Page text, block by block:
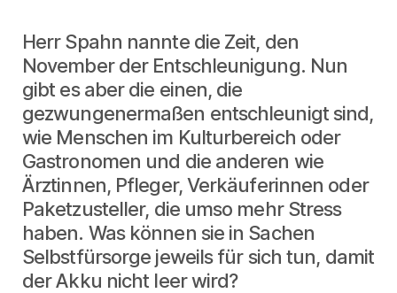
Herr Spahn nannte die Zeit, den
November der Entschleunigung. Nun
gibt es aber die einen, die
gezwungenermaßen entschleunigt sind,
wie Menschen im Kulturbereich oder
Gastronomen und die anderen wie
Ärztinnen, Pfleger, Verkäuferinnen oder
Paketzusteller, die umso mehr Stress
haben. Was können sie in Sachen
Selbstfürsorge jeweils für sich tun, damit
der Akku nicht leer wird?